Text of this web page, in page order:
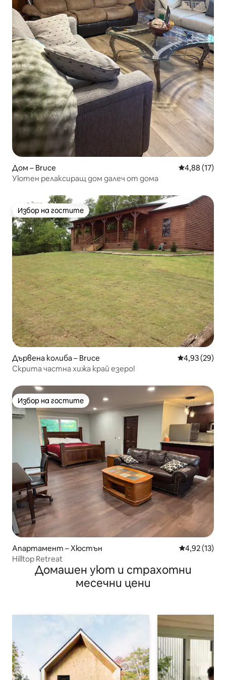
Дом – Bruce Средна
4,88 (17)
Уютен релаксиращ дом далеч от дома
Избор на гостите
Избор на гостите
Дървена колиба – Bruce Средна
4,93 (29)
Скрита частна хижа край езеро!
Избор на гостите
Избор на гостите
Апартамент – Хюстън Средна
4,92 (13)
Hilltop Retreat
Домашен уют и страхотни
месечни цени